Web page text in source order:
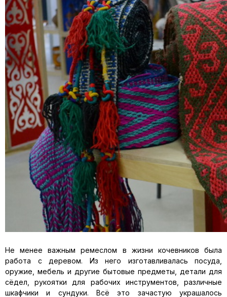
Не менее важным ремеслом в жизни кочевников была
работа с деревом. Из него изготавливалась посуда,
оружие, мебель и другие бытовые предметы, детали для
сёдел, рукоятки для рабочих инструментов, различные
шкафчики и сундуки. Всё это зачастую украшалось